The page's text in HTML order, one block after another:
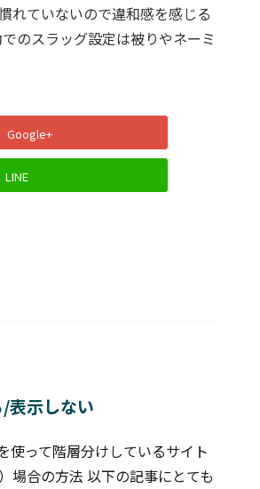
れていないので違和感を感じる
のスラッグ設定は被りやネーミ
Google+
LINE
示しない
って階層分けしているサイト
場合の方法 以下の記事にとても